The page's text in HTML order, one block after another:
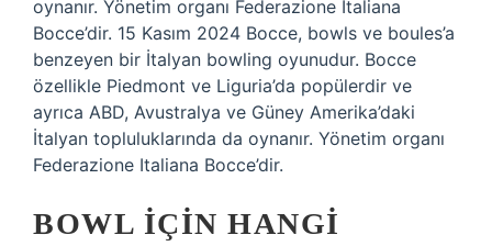
oynanır. Yönetim organı Federazione Italiana
Bocce’dir. 15 Kasım 2024 Bocce, bowls ve boules’a
benzeyen bir İtalyan bowling oyunudur. Bocce
özellikle Piedmont ve Liguria’da popülerdir ve
ayrıca ABD, Avustralya ve Güney Amerika’daki
İtalyan topluluklarında da oynanır. Yönetim organı
Federazione Italiana Bocce’dir.
BOWL IÇIN HANGI